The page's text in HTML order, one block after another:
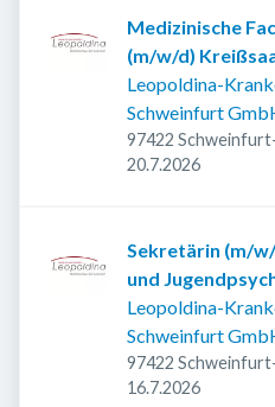
Medizinische
(m/w/d)
Leopoldina-
Schweinfurt
97422
Deutschland
Veröffentlicht
20.7.2026
Sekretärin (m/
und
Leopoldina-
Schweinfurt
97422
Deutschland
Veröffentlicht
16.7.2026